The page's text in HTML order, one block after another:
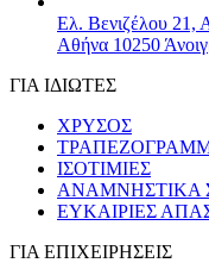
Ελ. Βενιζέλου 21,
Αθήνα 10250
ΓΙΑ ΙΔΙΩΤΕΣ
ΧΡΥΣΟΣ
ΙΣΟΤΙΜΙΕΣ
ΑΝΑΜΝΗΣΤΙΚΑ
ΕΥΚΑΙΡΙΕΣ
ΓΙΑ ΕΠΙΧΕΙΡΗΣΕΙΣ